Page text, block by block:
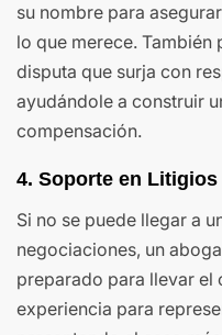
su nombre para
lo que merece. También
disputa que surja con
ayudándole a construir
compensación.
4. Soporte en Litigios
Si no se puede llegar a
negociaciones, un
preparado para llevar el
experiencia para